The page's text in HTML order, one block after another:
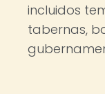
incluidos
tabernas,